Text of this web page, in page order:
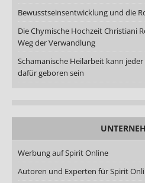
Bewusstseinsentwicklung und die
Die Chymische Hochzeit Christiani
Weg der Verwandlung
Schamanische Heilarbeit kann
dafür geboren sein
Werbung auf Spirit Online
Autoren und Experten für Spirit